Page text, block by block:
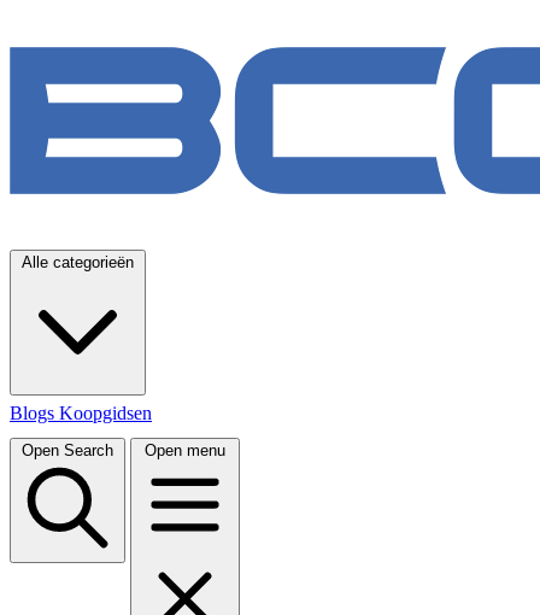
Alle categorieën
Blogs Koopgidsen
Open Search Open menu